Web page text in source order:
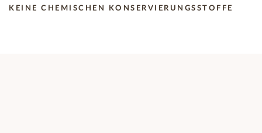
KEINE CHEMISCHEN KONSERVIERUNGSSTOFFE